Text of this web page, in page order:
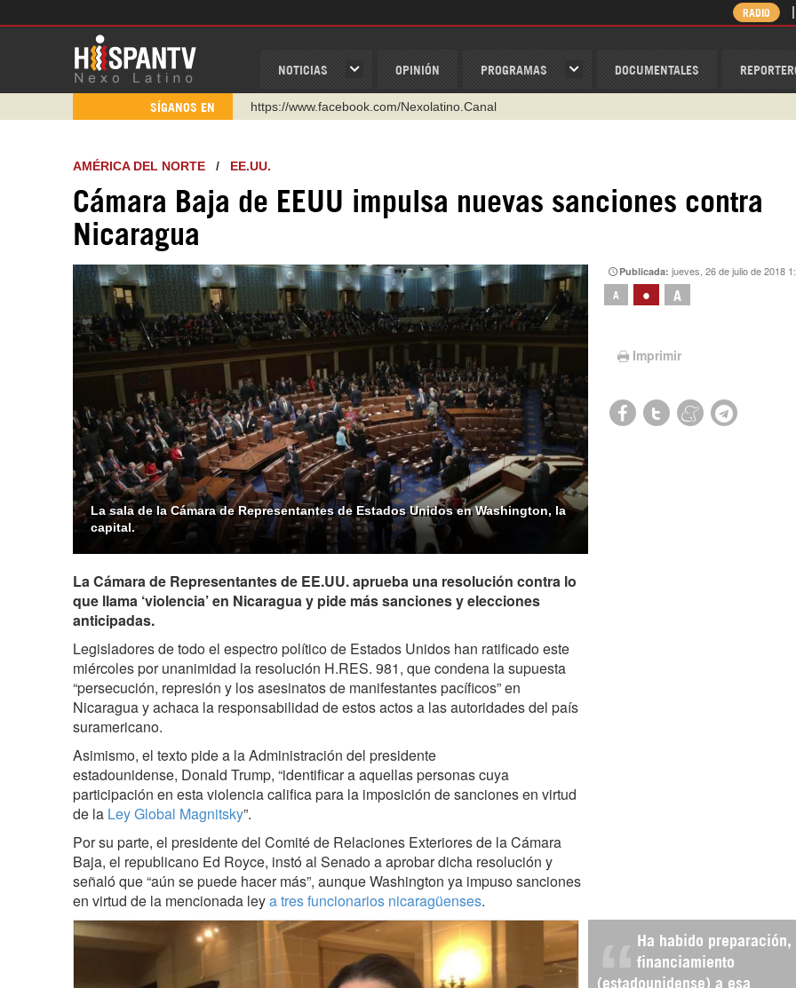
NOTICIAS OPINIÓN PROGRAMAS DOCUMENTALES
RADIO
SÍGANOS EN
https://www.facebook.com/Nexolatino.Canal
http://twitter.com/nexo_latino
https://t.me/hispantvcanal
https://urmedium.com/c/hispantv
Instagram como: hispan_tv
AMÉRICA DEL NORTE / EE.UU.
Cámara Baja de EEUU impulsa nuevas sanciones contra
Nicaragua
La sala de la Cámara de Representantes de Estados Unidos en Washington, la
capital.
Publicada:jueves, 26 de julio de 2018
A • A
Imprimir
La Cámara de Representantes de EE.UU. aprueba una resolución contra lo
que llama ‘violencia’ en Nicaragua y pide más sanciones y elecciones
anticipadas.
Legisladores de todo el espectro político de Estados Unidos han ratificado este
miércoles por unanimidad la resolución H.RES. 981, que condena la supuesta
“persecución, represión y los asesinatos de manifestantes pacíficos” en
Nicaragua y achaca la responsabilidad de estos actos a las autoridades del país
suramericano.
Asimismo, el texto pide a la Administración del presidente
estadounidense, Donald Trump, “identificar a aquellas personas cuya
participación en esta violencia califica para la imposición de sanciones en virtud
de la Ley Global Magnitsky”.
Por su parte, el presidente del Comité de Relaciones Exteriores de la Cámara
Baja, el republicano Ed Royce, instó al Senado a aprobar dicha resolución y
señaló que “aún se puede hacer más”, aunque Washington ya impuso sanciones
en virtud de la mencionada leya tres funcionarios nicaragüenses.
Ha habido preparación,
financiamiento
(estadounidense) a esa